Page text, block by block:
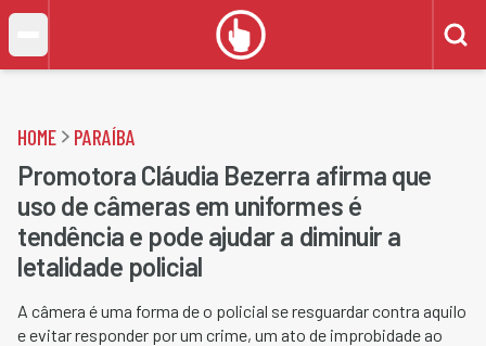
HOME PARAÍBA
Promotora Cláudia Bezerra afirma que
uso de câmeras em uniformes é
tendência e pode ajudar a diminuir a
letalidade policial
A câmera é uma forma de o policial se resguardar contra aquilo
e evitar responder por um crime, um ato de improbidade ao